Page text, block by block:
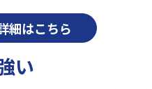
細はこちら
い